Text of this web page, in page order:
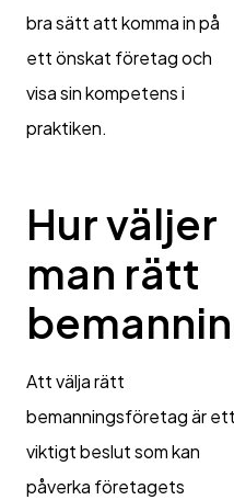
bra sätt att komma in på
ett önskat företag och
visa sin kompetens i
praktiken.
Hur väljer
man rätt
Att välja rätt
bemanningsföretag är ett
viktigt beslut som kan
påverka företagets